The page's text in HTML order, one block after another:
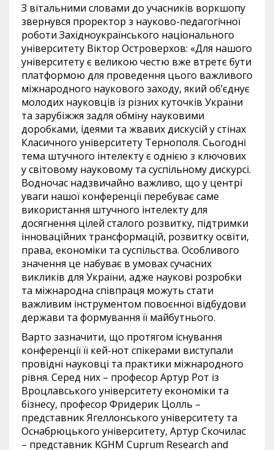
З вітальними словами до учасників воркшопу
звернувся проректор з науково-педагогічної
роботи Західноукраїнського національного
університету Віктор Островерхов: «Для нашого
університету є великою честю вже втретє бути
платформою для проведення цього важливого
міжнародного наукового заходу, який об’єднує
молодих науковців із різних куточків України
та зарубіжжя задля обміну науковими
доробками, ідеями та жвавих дискусій у стінах
Класичного університету Тернополя. Сьогодні
тема штучного інтелекту є однією з ключових
у світовому науковому та суспільному дискурсі.
Водночас надзвичайно важливо, що у центрі
уваги нашої конференції перебуває саме
використання штучного інтелекту для
досягнення цілей сталого розвитку, підтримки
інноваційних трансформацій, розвитку освіти,
права, економіки та суспільства. Особливого
значення це набуває в умовах сучасних
викликів для України, адже наукові розробки
та міжнародна співпраця можуть стати
важливим інструментом повоєнної відбудови
держави та формування її майбутнього.
Варто зазначити, що протягом існування
конференції її кей-нот спікерами виступали
провідні науковці та практики міжнародного
рівня. Серед них – професор Артур Рот із
Вроцлавського університету економіки та
бізнесу, професор Фридерик Цолль –
представник Ягеллонського університету та
Оснабрюцького університету, Артур Скочилас
– представник KGHM Cuprum Research and